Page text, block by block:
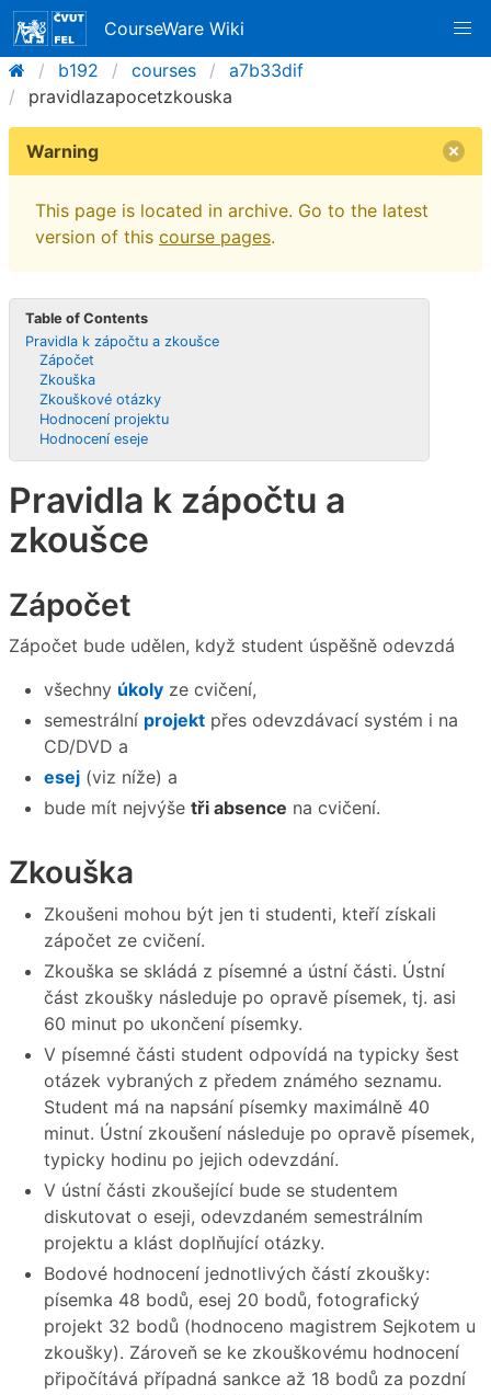
CourseWare Wiki
b192
courses
a7b33dif
pravidlazapocetzkouska
Warning
This page is located in archive. Go to the latest
version of this course pages.
Table of Contents
Pravidla k zápočtu a zkoušce
Zápočet
Zkouška
Zkouškové otázky
Hodnocení projektu
Hodnocení eseje
Pravidla k zápočtu a
zkoušce
Zápočet
Zápočet bude udělen, když student úspěšně odevzdá
všechny úkoly ze cvičení,
semestrální projekt přes odevzdávací systém i na
CD/DVD a
esej (viz níže) a
bude mít nejvýše tři absence na cvičení.
Zkouška
Zkoušeni mohou být jen ti studenti, kteří získali
zápočet ze cvičení.
Zkouška se skládá z písemné a ústní části. Ústní
část zkoušky následuje po opravě písemek, tj. asi
60 minut po ukončení písemky.
V písemné části student odpovídá na typicky šest
otázek vybraných z předem známého seznamu.
Student má na napsání písemky maximálně 40
minut. Ústní zkoušení následuje po opravě písemek,
typicky hodinu po jejich odevzdání.
V ústní části zkoušející bude se studentem
diskutovat o eseji, odevzdaném semestrálním
projektu a klást doplňující otázky.
Bodové hodnocení jednotlivých částí zkoušky:
písemka 48 bodů, esej 20 bodů, fotografický
projekt 32 bodů (hodnoceno magistrem Sejkotem u
zkoušky). Zároveň se ke zkouškovému hodnocení
připočítává případná sankce až 18 bodů za pozdní